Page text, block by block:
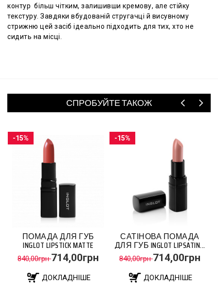
контур більш чітким, залишивши кремову, але стійку
текстуру. Завдяки вбудованій стругачці й висувному
стрижню цей засіб ідеально підходить для тих, хто не
сидить на місці.
СПРОБУЙТЕ ТАКОЖ
-15%
САТІНОВА ПОМАДА
ДЛЯ ГУБ INGLOT LIPSATIN...
840,00грн714,00грн
ДОКЛАДНІШЕ
-15%
МАТОВИЙ СТІЙКИЙ
ТІНТ ДЛЯ ГУБ INGLOT HD
LIP...
1.160,00грн 986,00грн
ДОКЛАДНІШЕ